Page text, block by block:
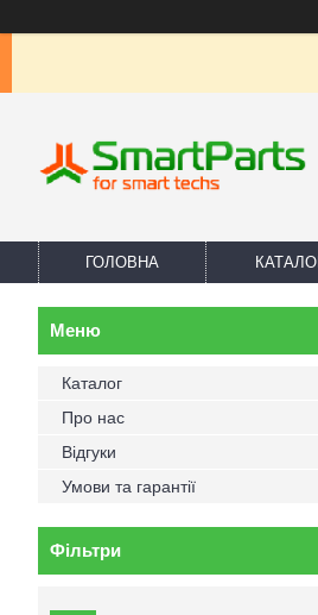
ГОЛОВНА
Каталог
Про нас
Відгуки
Умови та гарантії
Фільтри